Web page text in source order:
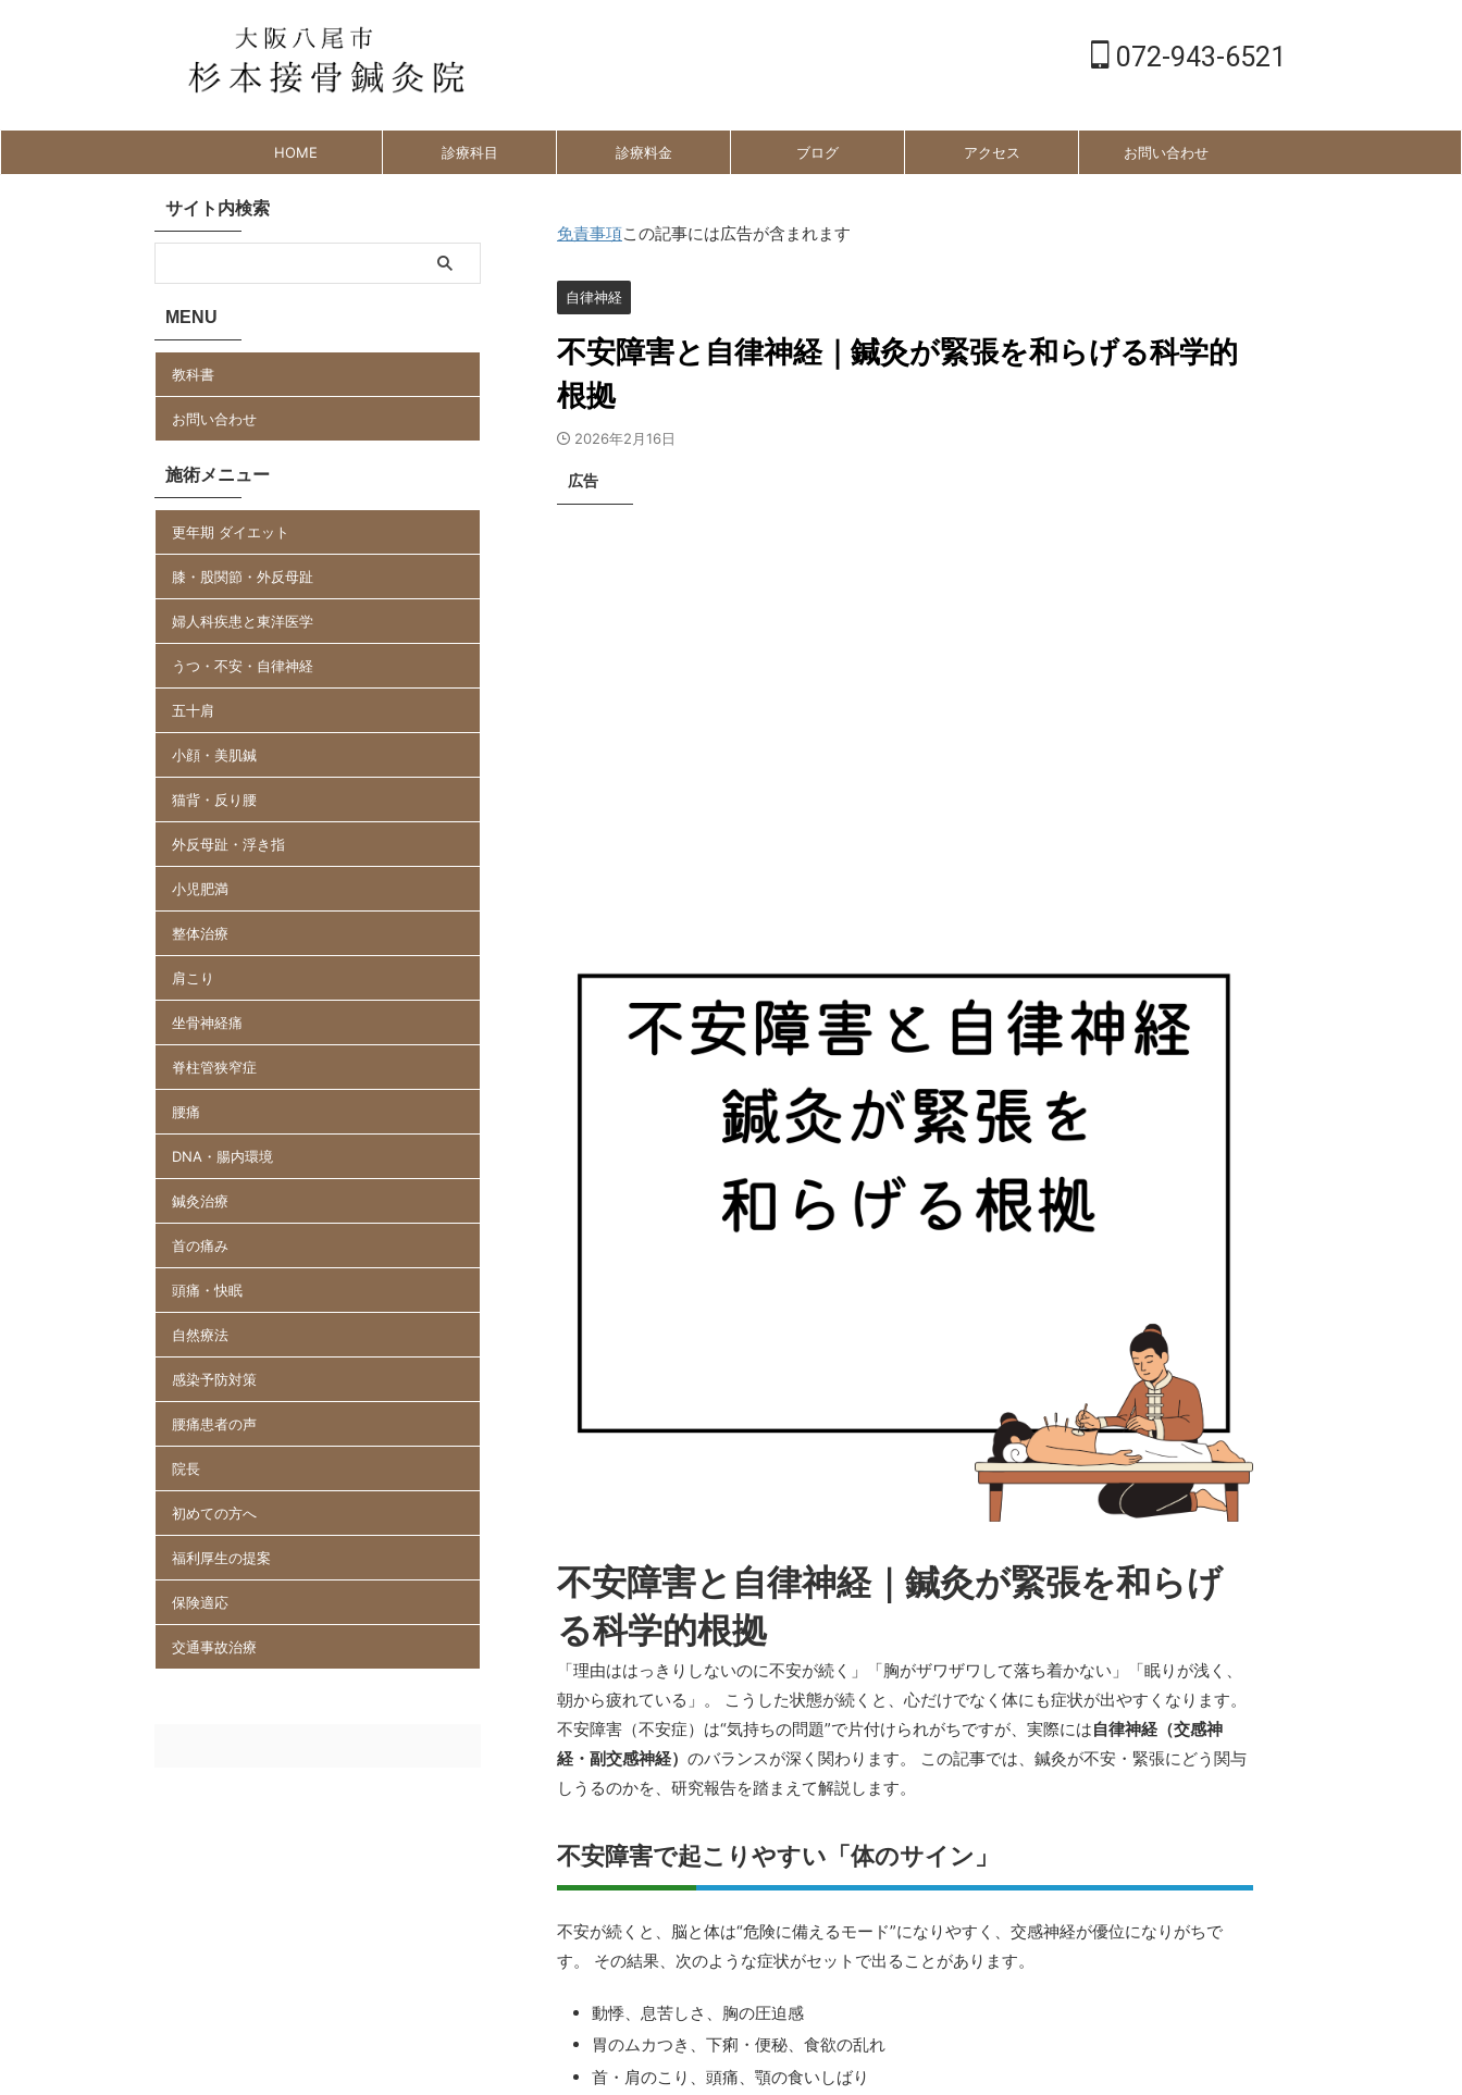
072-943-6521
HOME 診療科目 診療料金 ブログ アクセス お問い合わせ
免責事項この記事には広告が含まれます
自律神経
不安障害と自律神経｜鍼灸が緊張を和らげる科学的
根拠
2026年2月16日
広告
不安障害と自律神経｜鍼灸が緊張を和らげ
る科学的根拠
「理由ははっきりしないのに不安が続く」「胸がザワザワして落ち着かない」「眠りが浅く、
朝から疲れている」。 こうした状態が続くと、心だけでなく体にも症状が出やすくなります。
不安障害（不安症）は“気持ちの問題”で片付けられがちですが、実際には自律神経（交感神
経・副交感神経） のバランスが深く関わります。 この記事では、鍼灸が不安・緊張にどう関与
しうるのかを、研究報告を踏まえて解説します。
不安障害で起こりやすい「体のサイン」
不安が続くと、脳と体は“危険に備えるモード”になりやすく、交感神経が優位になりがちで
す。 その結果、次のような症状がセットで出ることがあります。
動悸、息苦しさ、胸の圧迫感
胃のムカつき、下痢・便秘、食欲の乱れ
首・肩のこり、頭痛、顎の食いしばり
サイト内検索
MENU
教科書
お問い合わせ
施術メニュー
更年期 ダイエット
膝・股関節・外反母趾
婦人科疾患と東洋医学
うつ・不安・自律神経
五十肩
小顔・美肌鍼
猫背・反り腰
外反母趾・浮き指
小児肥満
整体治療
肩こり
坐骨神経痛
脊柱管狭窄症
腰痛
DNA・腸内環境
鍼灸治療
首の痛み
頭痛・快眠
自然療法
感染予防対策
腰痛患者の声
院長
初めての方へ
福利厚生の提案
保険適応
交通事故治療